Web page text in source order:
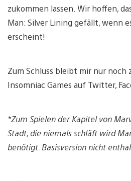
zukommen lassen. Wir hoffen,
Man: Silver Lining gefällt, wenn
erscheint!
Zum Schluss bleibt mir nur noch
Insomniac Games auf Twitter,
*Zum Spielen der Kapitel von
Stadt, die niemals schläft wird
benötigt. Basisversion nicht